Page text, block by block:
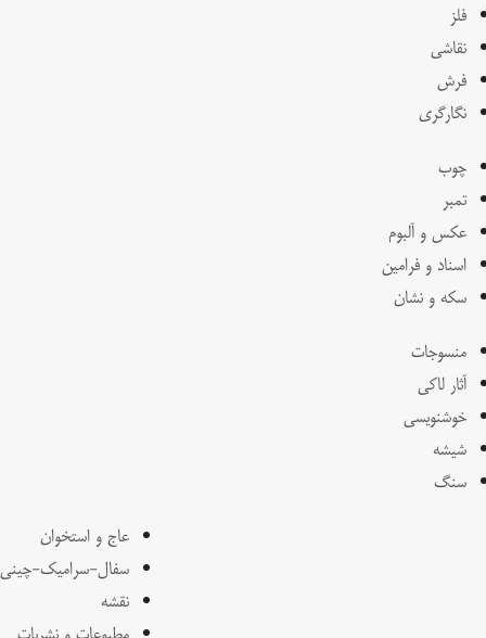
فلز
نقاشی
فرش
نگارگری
چوب
تمبر
عکس و آلبوم
اسناد و فرامین
سکه و نشان
منسوجات
آثار لاکی
خوشنویسی
شیشه
سنگ
عاج و استخوان
سفال-سرامیک-چینی
نقشه